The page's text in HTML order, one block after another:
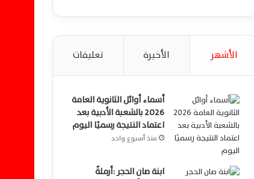
الأشهر الأخيرة تعليقات
أسماء أوائل الثانوية العامة
2026 بالشعبة الأدبية بعد
اعتماد النتيجة رسميًا اليوم
منذ أسبوع واحد
ابنة صان الحجر :أرملةٌ